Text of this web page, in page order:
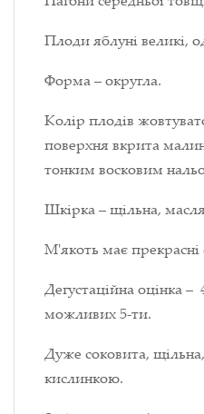
Плоди яблуні великі,
Форма – округла.
Колір плодів
поверхня вкрита
тонким восковим
Шкірка – щільна,
М'якоть має прекрасні
Дегустаційна оцінка –
можливих 5-ти.
Дуже соковита,
кислинкою.